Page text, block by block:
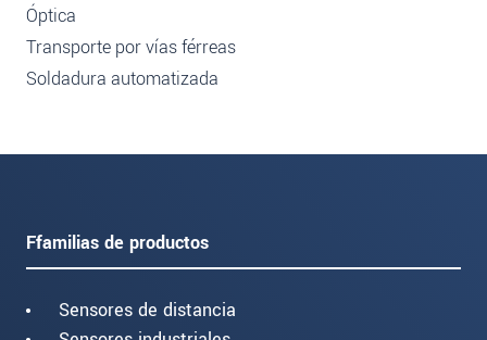
Óptica
Transporte por vías férreas
Soldadura automatizada
Ffamilias de productos
Sensores de distancia